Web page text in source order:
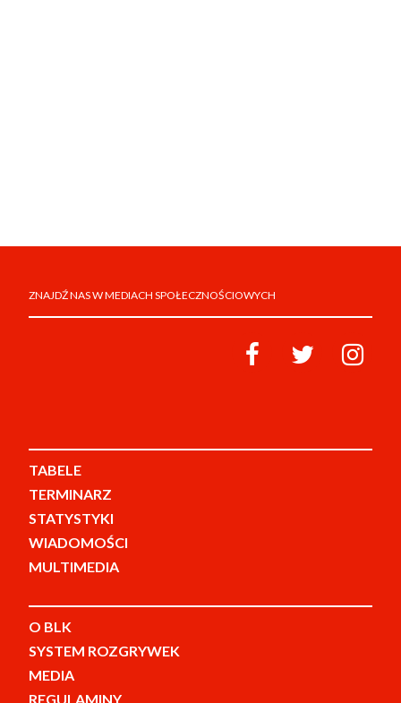
ZNAJDŹ NAS W MEDIACH SPOŁECZNOŚCIOWYCH
TABELE
TERMINARZ
STATYSTYKI
WIADOMOŚCI
MULTIMEDIA
O BLK
SYSTEM ROZGRYWEK
MEDIA
REGULAMINY